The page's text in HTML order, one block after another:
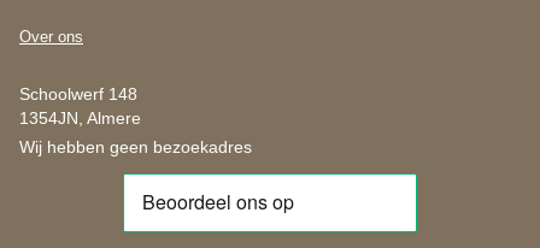
Over ons
Schoolwerf 148
1354JN, Almere
Wij hebben geen bezoekadres